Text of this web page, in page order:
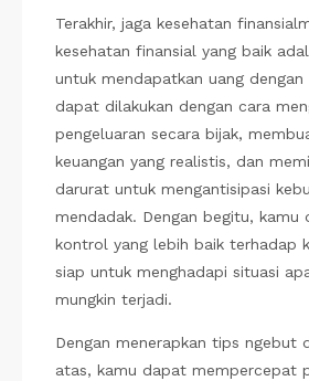
Terakhir, jaga kesehatan
kesehatan finansial yang baik
untuk mendapatkan uang
dapat dilakukan dengan cara
pengeluaran secara bijak,
keuangan yang realistis, dan
darurat untuk mengantisipasi
mendadak. Dengan begitu, kamu
kontrol yang lebih baik terhadap
siap untuk menghadapi situasi
mungkin terjadi.
Dengan menerapkan tips ngebut
atas, kamu dapat mempercepat